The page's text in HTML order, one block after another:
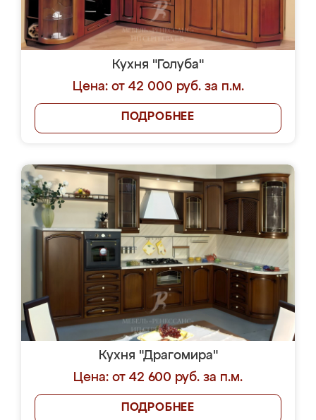
Кухня "Голуба"
Цена: от 42 000 руб. за п.м.
ПОДРОБНЕЕ
Кухня "Драгомира"
Цена: от 42 600 руб. за п.м.
ПОДРОБНЕЕ